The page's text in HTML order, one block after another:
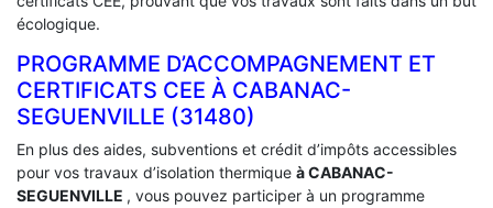
écologique.
PROGRAMME D’ACCOMPAGNEMENT ET
CERTIFICATS CEE À ‎CABANAC-
SEGUENVILLE (31480)
En plus des aides, subventions et crédit d’impôts accessibles
pour vos travaux d’isolation thermique à CABANAC-
SEGUENVILLE , vous pouvez participer à un programme